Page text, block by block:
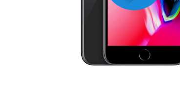
APPLE IPHONE 15 PRO - SKLO ZADNÉHO
KRYTU / HOUSINGU + BEZDRÔTOVÉ
NABÍJANIE + NFC + BLESK + MIKROFÓN +